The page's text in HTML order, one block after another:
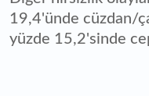
19,4'ünde cüzdan/
yüzde 15,2'sinde